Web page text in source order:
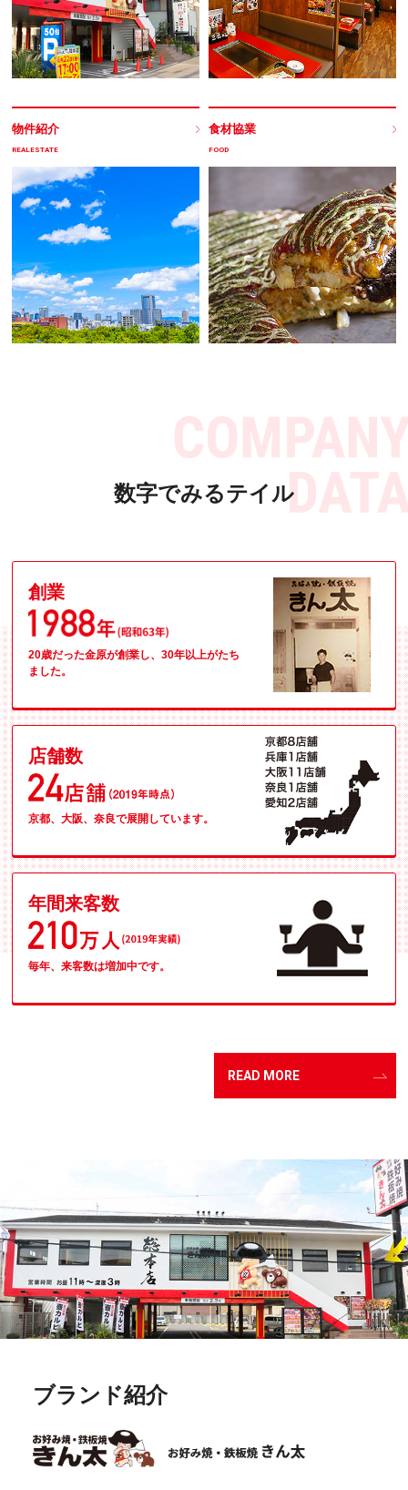
物件紹介
REALESTATE
食材協業
FOOD
数字でみるテイル
創業
20歳だった金原が創業し、30年以上がたち
ました。
店舗数
京都、大阪、奈良で展開しています。
年間来客数
毎年、来客数は増加中です。
READ MORE
ブランド紹介